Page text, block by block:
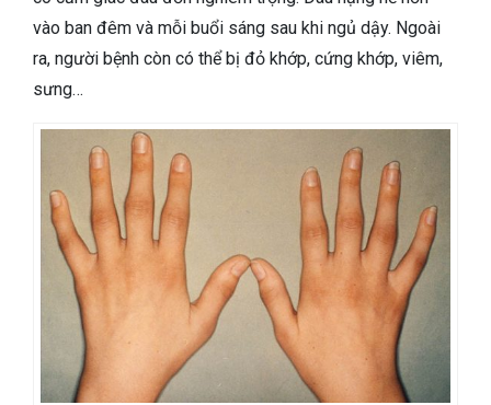
vào ban đêm và mỗi buổi sáng sau khi ngủ dậy. Ngoài
ra, người bệnh còn có thể bị đỏ khớp, cứng khớp, viêm,
sưng…